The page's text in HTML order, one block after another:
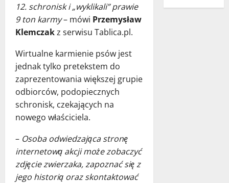
12. schronisk i „wyklikali” prawie
9 ton karmy– mówi Przemysław
Klemczakz serwisu Tablica.pl.
Wirtualne karmienie psów jest
jednak tylko pretekstem do
zaprezentowania większej grupie
odbiorców, podopiecznych
schronisk, czekających na
nowego właściciela.
– Osoba odwiedzająca stronę
internetową akcji może zobaczyć
zdjęcie zwierzaka, zapoznać się z
jego historią oraz skontaktować